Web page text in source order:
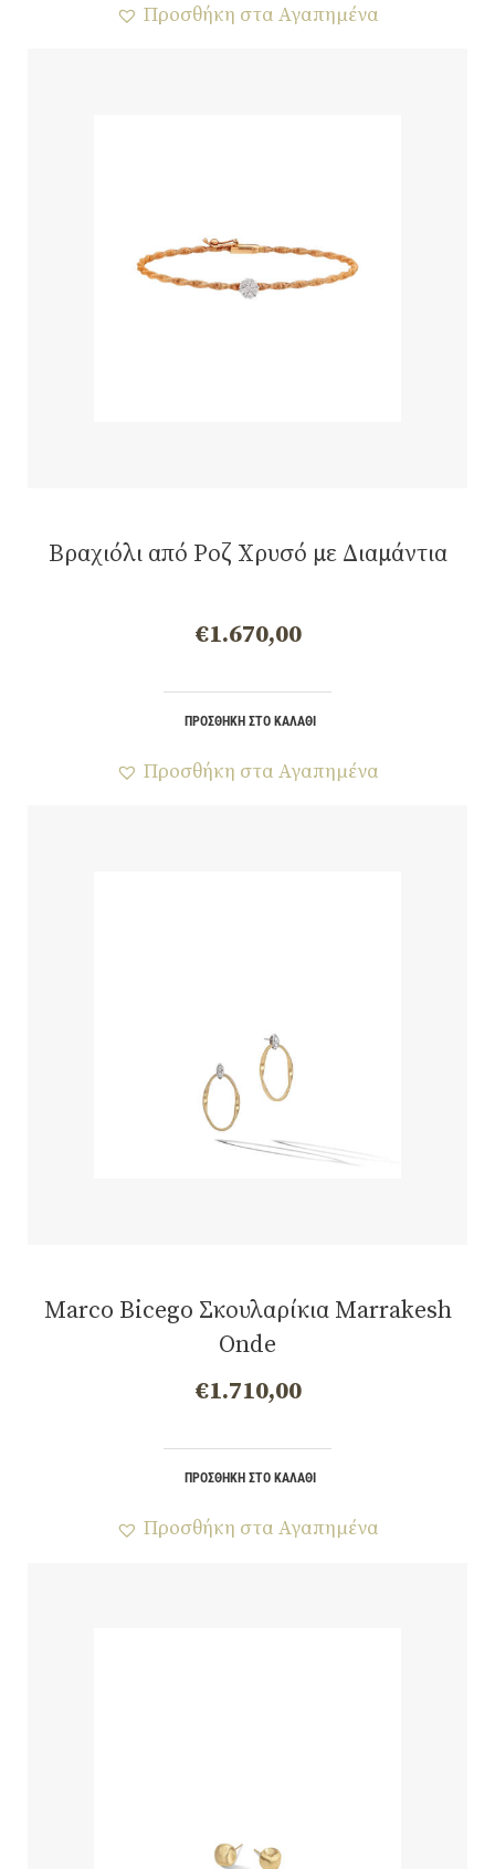
Προσθήκη στα Αγαπημένα
Βραχιόλι από Ροζ Χρυσό με Διαμάντια
€1.670,00
ΠΡΟΣΘΉΚΗ ΣΤΟ ΚΑΛΆΘΙ
Προσθήκη στα Αγαπημένα
Marco Bicego Σκουλαρίκια Marrakesh
Onde
€1.710,00
ΠΡΟΣΘΉΚΗ ΣΤΟ ΚΑΛΆΘΙ
Προσθήκη στα Αγαπημένα